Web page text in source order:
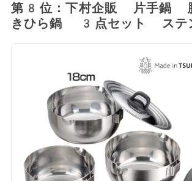
第8位：下村企販 片手鍋
きひら鍋 3点セット ステ